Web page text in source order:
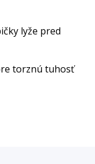
lyže pred
torznú tuhosť